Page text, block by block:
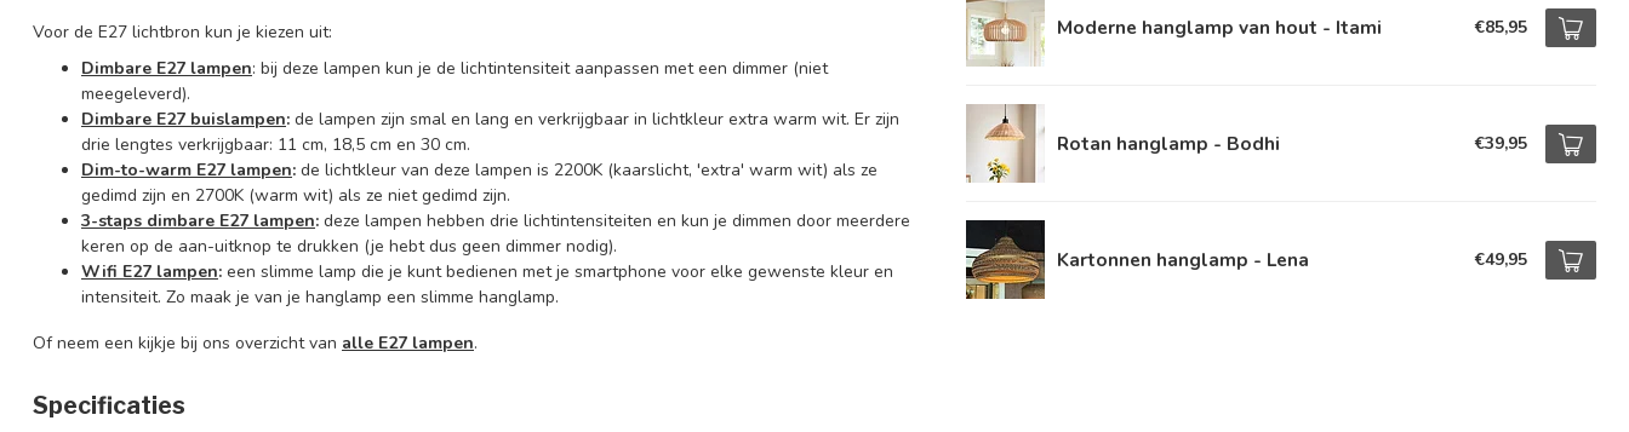
Voor de E27 lichtbron kun je kiezen uit:
Dimbare E27 lampen: bij deze lampen kun je de lichtintensiteit aanpassen met een dimmer (niet
meegeleverd).
Dimbare E27 buislampen: de lampen zijn smal en lang en verkrijgbaar in lichtkleur extra warm wit. Er zijn
drie lengtes verkrijgbaar: 11 cm, 18,5 cm en 30 cm.
Dim-to-warm E27 lampen: de lichtkleur van deze lampen is 2200K (kaarslicht, 'extra' warm wit) als ze
gedimd zijn en 2700K (warm wit) als ze niet gedimd zijn.
3-staps dimbare E27 lampen: deze lampen hebben drie lichtintensiteiten en kun je dimmen door meerdere
keren op de aan-uitknop te drukken (je hebt dus geen dimmer nodig).
Wifi E27 lampen: een slimme lamp die je kunt bedienen met je smartphone voor elke gewenste kleur en
intensiteit. Zo maak je van je hanglamp een slimme hanglamp.
Of neem een kijkje bij ons overzicht van alle E27 lampen.
Specificaties
Moderne hanglamp van hout - Itami €85,95
Rotan hanglamp - Bodhi €39,95
Kartonnen hanglamp - Lena €49,95